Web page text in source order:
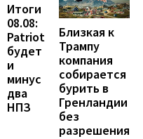
Итоги
08.08:
Patriot
будет
и
минус
два
НПЗ
Близкая к
Трампу
компания
собирается
бурить в
Гренландии
без
разрешения